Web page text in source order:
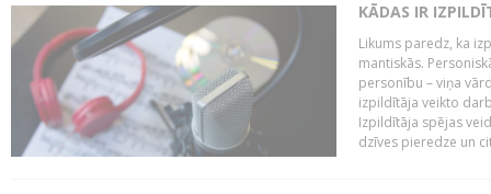
KĀDAS IR
Likums paredz, ka
mantiskās.
personību – viņa
izpildītāja veikto
Izpildītāja spējas
dzīves pieredze un